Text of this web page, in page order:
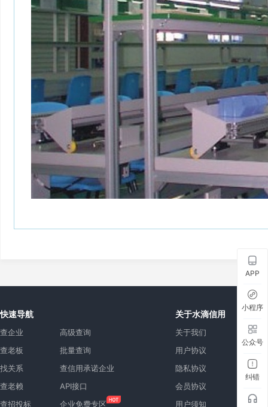
快速导航
查企业
查老板
找关系
查老赖
查招投标
高级查询
批量查询
查信用承诺企业
API接口
企业免费专区
关于水滴信用
关于我们
用户协议
隐私协议
会员协议
用户须知
APP
小程序
公众号
纠错